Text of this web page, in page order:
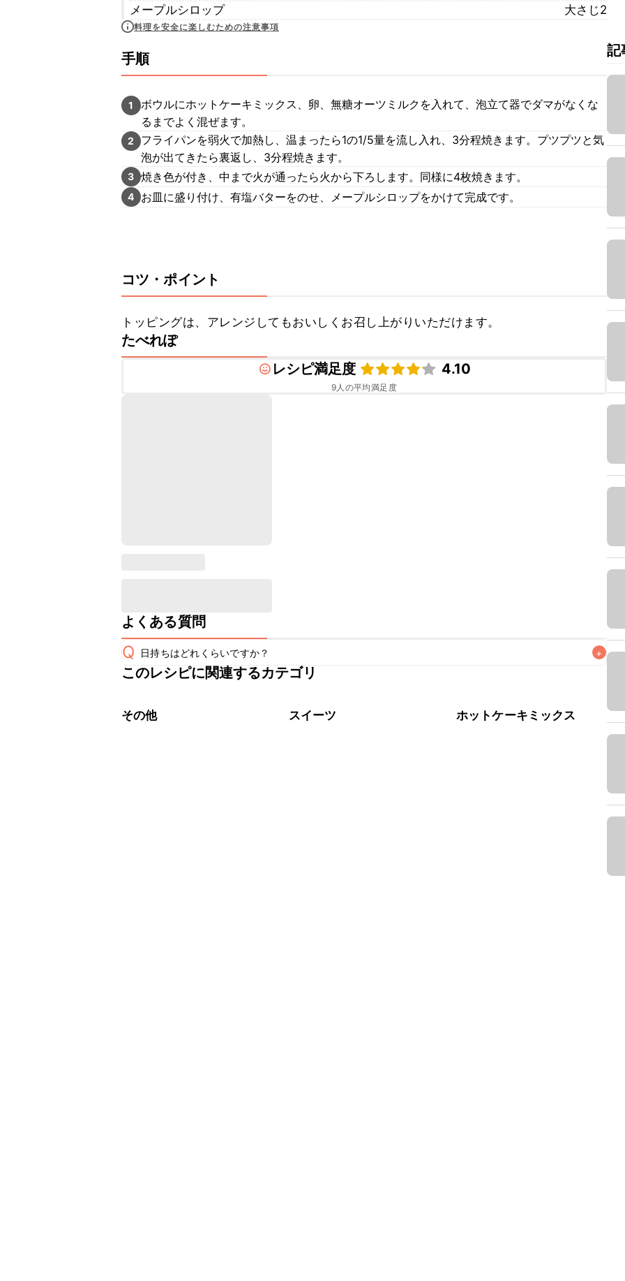
メープルシロップ
大さじ2
料理を安全に楽しむための注意事項
手順
1
ボウルにホットケーキミックス、卵、無糖オーツミルクを入れて、泡立て器でダマがなくな
るまでよく混ぜます。
2
フライパンを弱火で加熱し、温まったら1の1/5量を流し入れ、3分程焼きます。プツプツと気
泡が出てきたら裏返し、3分程焼きます。
3 焼き色が付き、中まで火が通ったら火から下ろします。同様に4枚焼きます。
4 お皿に盛り付け、有塩バターをのせ、メープルシロップをかけて完成です。
コツ・ポイント
トッピングは、アレンジしてもおいしくお召し上がりいただけます。
たべれぽ
レシピ満足度
4.10
9人の平均満足度
よくある質問
Q 日持ちはどれくらいですか？ +
保存期間は冷蔵で翌日中が目安です。なるべくお早めにお召し上がりください。
※日持ちは目安です。
このレシピに関連するカテゴリ
その他 スイーツ ホットケーキミックス
記